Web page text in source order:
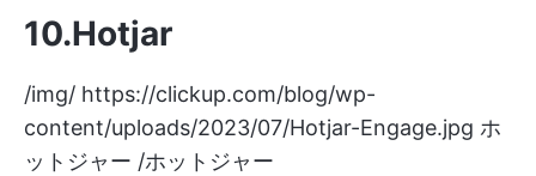
10.Hotjar
/img/ https://clickup.com/blog/wp-
content/uploads/2023/07/Hotjar-Engage.jpg ホ
ットジャー /ホットジャー